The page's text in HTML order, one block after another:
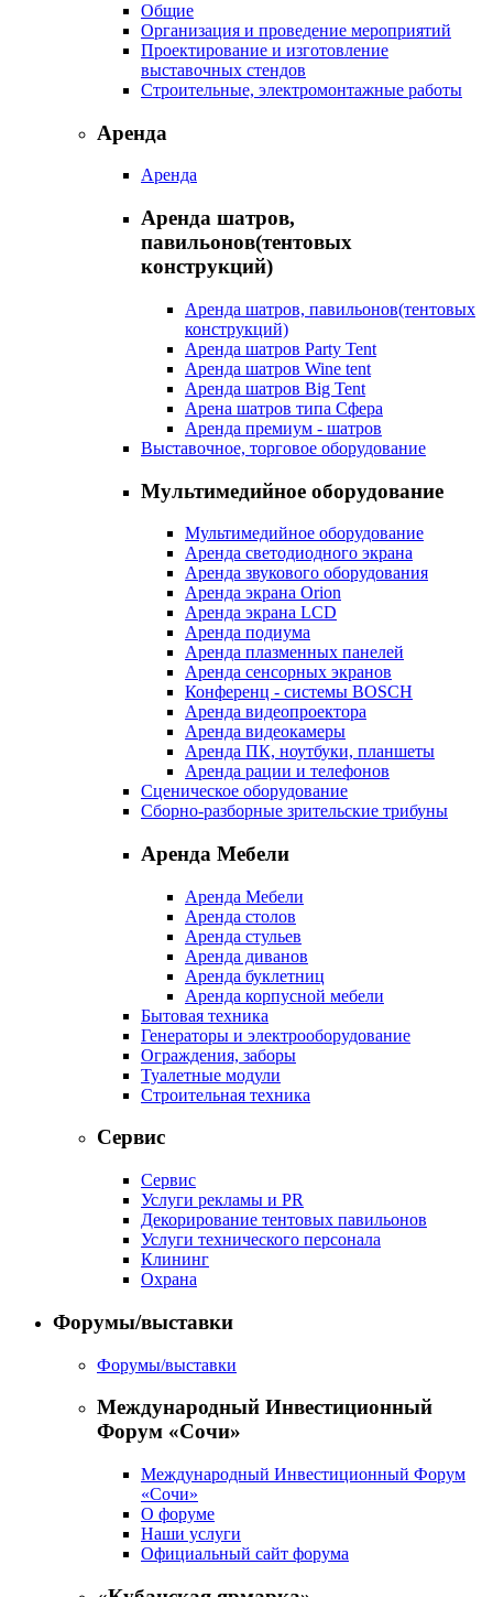
Общие
Организация и проведение мероприятий
Проектирование и изготовление
выставочных стендов
Строительные, электромонтажные работы
Аренда
Аренда
Аренда шатров,
павильонов(тентовых
конструкций)
Аренда шатров, павильонов(тентовых
конструкций)
Аренда шатров Party Tent
Аренда шатров Wine tent
Аренда шатров Big Tent
Арена шатров типа Сфера
Аренда премиум - шатров
Выставочное, торговое оборудование
Мультимедийное оборудование
Мультимедийное оборудование
Аренда светодиодного экрана
Аренда звукового оборудования
Аренда экрана Orion
Аренда экрана LCD
Аренда подиума
Аренда плазменных панелей
Аренда сенсорных экранов
Конференц - системы BOSCH
Аренда видеопроектора
Аренда видеокамеры
Аренда ПК, ноутбуки, планшеты
Аренда рации и телефонов
Сценическое оборудование
Сборно-разборные зрительские трибуны
Аренда Мебели
Аренда Мебели
Аренда столов
Аренда стульев
Аренда диванов
Аренда буклетниц
Аренда корпусной мебели
Бытовая техника
Генераторы и электрооборудование
Ограждения, заборы
Туалетные модули
Строительная техника
Сервис
Сервис
Услуги рекламы и PR
Декорирование тентовых павильонов
Услуги технического персонала
Клининг
Охрана
Форумы/выставки
Форумы/выставки
Международный Инвестиционный
Форум «Сочи»
Международный Инвестиционный Форум
«Сочи»
О форуме
Наши услуги
Официальный сайт форума